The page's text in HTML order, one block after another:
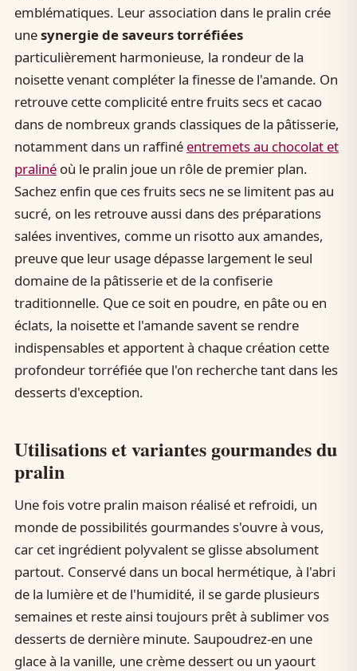
emblématiques. Leur association dans le pralin crée
unesynergie de saveurs torréfiées
particulièrement harmonieuse, la rondeur de la
noisette venant compléter la finesse de l'amande. On
retrouve cette complicité entre fruits secs et cacao
dans de nombreux grands classiques de la pâtisserie,
notamment dans un raffiné entremets au chocolat et
pralinéoù le pralin joue un rôle de premier plan.
Sachez enfin que ces fruits secs ne se limitent pas au
sucré, on les retrouve aussi dans des préparations
salées inventives, comme un risotto aux amandes,
preuve que leur usage dépasse largement le seul
domaine de la pâtisserie et de la confiserie
traditionnelle. Que ce soit en poudre, en pâte ou en
éclats, la noisette et l'amande savent se rendre
indispensables et apportent à chaque création cette
profondeur torréfiée que l'on recherche tant dans les
desserts d'exception.
Utilisations et variantes gourmandes du
pralin
Une fois votre pralin maison réalisé et refroidi, un
monde de possibilités gourmandes s'ouvre à vous,
car cet ingrédient polyvalent se glisse absolument
partout. Conservé dans un bocal hermétique, à l'abri
de la lumière et de l'humidité, il se garde plusieurs
semaines et reste ainsi toujours prêt à sublimer vos
desserts de dernière minute. Saupoudrez-en une
glace à la vanille, une crème dessert ou un yaourt